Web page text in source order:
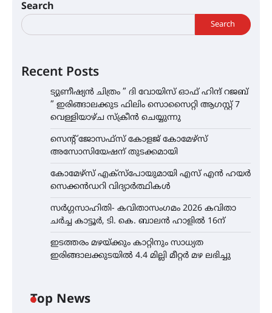
Search
Search
Recent Posts
ട്യുണീഷ്യൻ ചിത്രം ” ദി വോയിസ് ഓഫ് ഹിന്ദ് റജബ്
” ഇരിങ്ങാലക്കുട ഫിലിം സൊസൈറ്റി ആഗസ്റ്റ് 7
വെള്ളിയാഴ്ച സ്‌ക്രീൻ ചെയ്യുന്നു
സെന്റ് ജോസഫ്സ് കോളജ് കോമേഴ്‌സ്
അസോസിയേഷന് തുടക്കമായി
കോമേഴ്സ് എക്സ്പോയുമായി എസ് എൻ ഹയർ
സെക്കൻഡറി വിദ്യാർത്ഥികൾ
സർഗ്ഗസാഹിതി- കവിതാസംഗമം 2026 കവിതാ
ചർച്ച കാട്ടൂർ, ടി. കെ. ബാലൻ ഹാളിൽ 16ന്
ഇടത്തരം മഴയ്ക്കും കാറ്റിനും സാധ്യത
ഇരിങ്ങാലക്കുടയിൽ 4.4 മില്ലി മീറ്റർ മഴ ലഭിച്ചു
Top News